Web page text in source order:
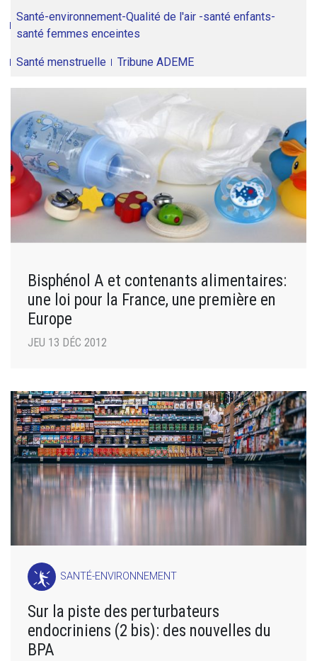
Santé-environnement-Qualité de l'air -santé enfants-
santé femmes enceintes
Santé menstruelle Tribune ADEME
Bisphénol A et contenants alimentaires:
une loi pour la France, une première en
Europe
JEU 13 DÉC 2012
SANTÉ-ENVIRONNEMENT
Sur la piste des perturbateurs
endocriniens (2 bis): des nouvelles du
BPA